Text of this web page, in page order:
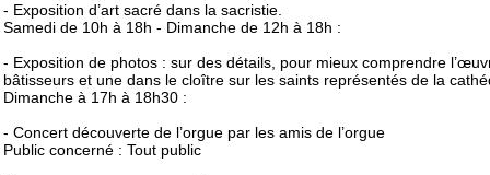
- Exposition d’art sacré dans la sacristie.
Samedi de 10h à 18h - Dimanche de 12h à 18h :
- Exposition de photos : sur des détails, pour mieux comprendre
bâtisseurs et une dans le cloître sur les saints représentés de la
Dimanche à 17h à 18h30 :
- Concert découverte de l’orgue par les amis de l’orgue
Public concerné : Tout public